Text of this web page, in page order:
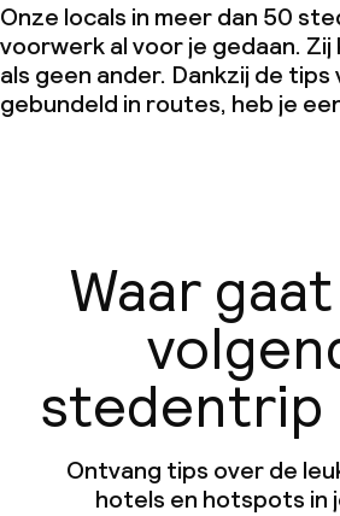
Onze locals in meer dan 50
voorwerk al voor je gedaan.
als geen ander. Dankzij de tips
gebundeld in routes, heb je
Waar
stedentrip
Ontvang tips over de
hotels en hotspots in